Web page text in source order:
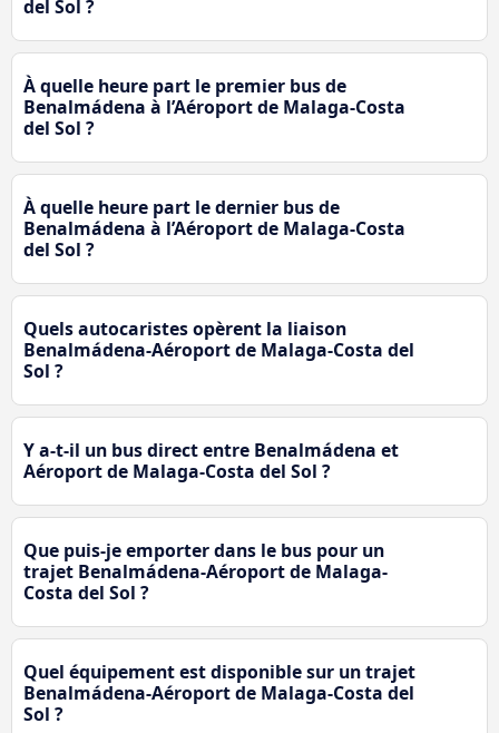
del Sol ?
À quelle heure part le premier bus de
Benalmádena à l’Aéroport de Malaga-Costa
del Sol ?
À quelle heure part le dernier bus de
Benalmádena à l’Aéroport de Malaga-Costa
del Sol ?
Quels autocaristes opèrent la liaison
Benalmádena-Aéroport de Malaga-Costa del
Sol ?
Y a-t-il un bus direct entre Benalmádena et
Aéroport de Malaga-Costa del Sol ?
Que puis-je emporter dans le bus pour un
trajet Benalmádena-Aéroport de Malaga-
Costa del Sol ?
Quel équipement est disponible sur un trajet
Benalmádena-Aéroport de Malaga-Costa del
Sol ?